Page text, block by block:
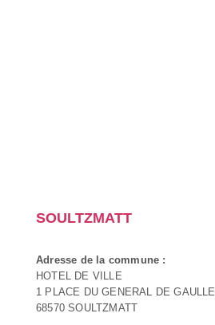
SOULTZMATT
Adresse de la commune :
HOTEL DE VILLE
1 PLACE DU GENERAL DE GAULLE
68570 SOULTZMATT